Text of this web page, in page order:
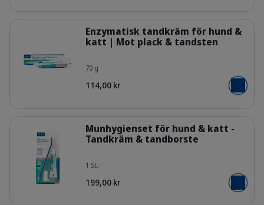
Enzymatisk tandkräm för hund &
katt | Mot plack & tandsten
70 g
114,00 kr Lägg i
Munhygienset för hund & katt -
Tandkräm & tandborste
1 St.
199,00 kr Lägg i